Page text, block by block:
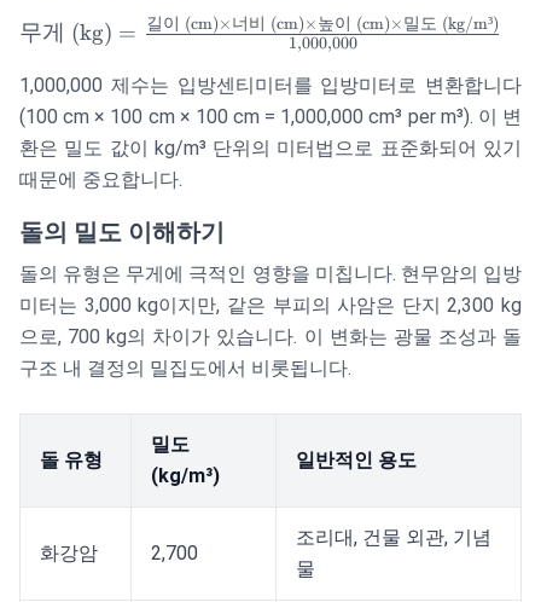
\text{무게
\frac{\text{길
이 (cm)}
\times
\text{너비
(cm)} \times
\text{높이
(cm)} \times
\text{밀도
(kg/m³)}}
{1,000,000}
무게 (kg) = 1,000,000
길이 (cm)×너비 (cm)×높이 (cm)×밀도 (kg/m³)
1,000,000 제수는 입방센티미터를 입방미터로 변환합니다
(100 cm × 100 cm × 100 cm = 1,000,000 cm³ per m³). 이 변
환은 밀도 값이 kg/m³ 단위의 미터법으로 표준화되어 있기
때문에 중요합니다.
돌의 밀도 이해하기
돌의 유형은 무게에 극적인 영향을 미칩니다. 현무암의 입방
미터는 3,000 kg이지만, 같은 부피의 사암은 단지 2,300 kg
으로, 700 kg의 차이가 있습니다. 이 변화는 광물 조성과 돌
구조 내 결정의 밀집도에서 비롯됩니다.
돌 유형
밀도
(kg/m³)
일반적인 용도
화강암 2,700
조리대, 건물 외관, 기념
물